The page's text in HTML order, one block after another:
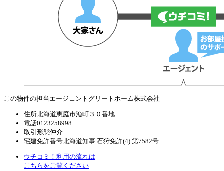
この物件の担当エージェント グリートホーム株式会社
住所北海道恵庭市漁町３０番地
電話0123258998
取引形態仲介
宅建免許番号北海道知事 石狩免許(4) 第7582号
ウチコミ！利用の流れは
こちらをご覧ください